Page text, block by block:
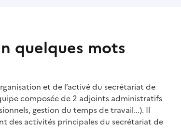
quelques mots
et de l’activé du secrétariat de
composée de 2 adjoints administratifs
gestion du temps de travail...). Il
des activités principales du secrétariat de